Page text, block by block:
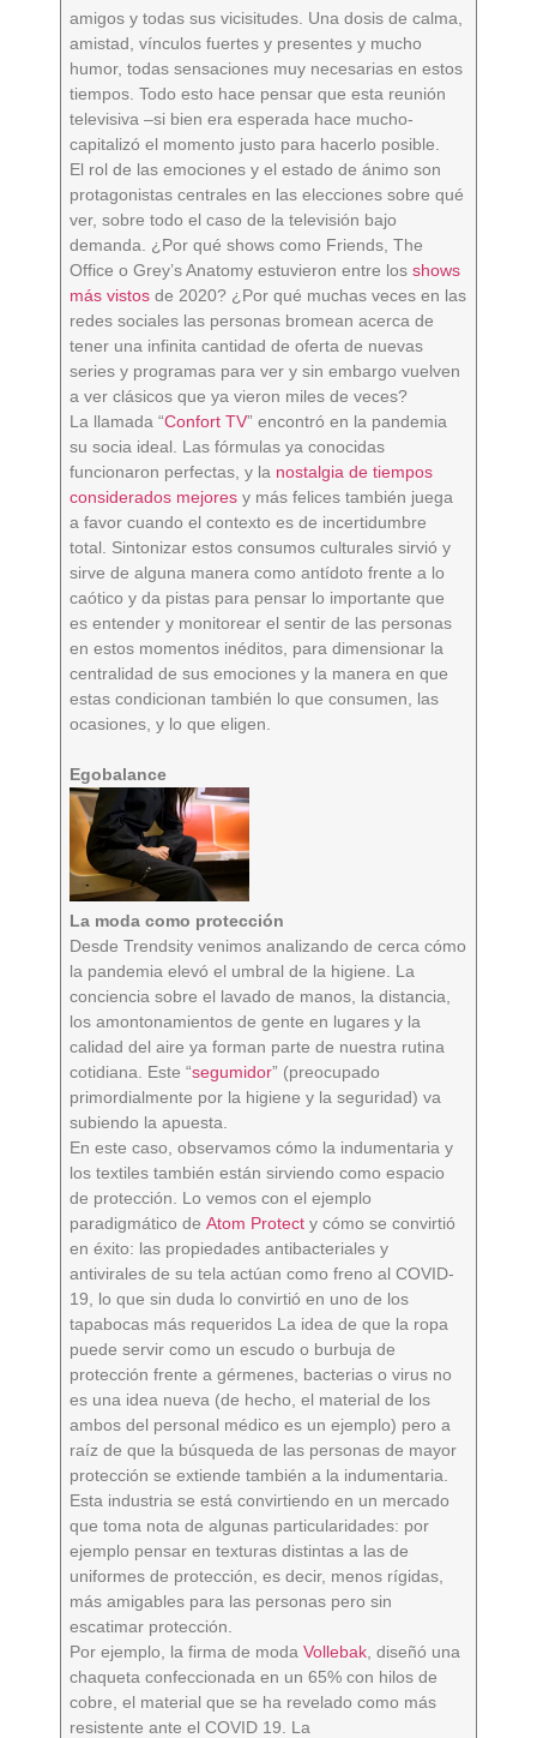
amigos y todas sus vicisitudes. Una dosis de calma,
amistad, vínculos fuertes y presentes y mucho
humor, todas sensaciones muy necesarias en estos
tiempos. Todo esto hace pensar que esta reunión
televisiva –si bien era esperada hace mucho-
capitalizó el momento justo para hacerlo posible.
El rol de las emociones y el estado de ánimo son
protagonistas centrales en las elecciones sobre qué
ver, sobre todo el caso de la televisión bajo
demanda. ¿Por qué shows como Friends, The
Office o Grey’s Anatomy estuvieron entre losshows
más vistos de 2020? ¿Por qué muchas veces en las
redes sociales las personas bromean acerca de
tener una infinita cantidad de oferta de nuevas
series y programas para ver y sin embargo vuelven
a ver clásicos que ya vieron miles de veces?
La llamada “Confort TV” encontró en la pandemia
su socia ideal. Las fórmulas ya conocidas
funcionaron perfectas, y la nostalgia de tiempos
considerados mejoresy más felices también juega
a favor cuando el contexto es de incertidumbre
total. Sintonizar estos consumos culturales sirvió y
sirve de alguna manera como antídoto frente a lo
caótico y da pistas para pensar lo importante que
es entender y monitorear el sentir de las personas
en estos momentos inéditos, para dimensionar la
centralidad de sus emociones y la manera en que
estas condicionan también lo que consumen, las
ocasiones, y lo que eligen.
Egobalance
La moda como protección
Desde Trendsity venimos analizando de cerca cómo
la pandemia elevó el umbral de la higiene. La
conciencia sobre el lavado de manos, la distancia,
los amontonamientos de gente en lugares y la
calidad del aire ya forman parte de nuestra rutina
cotidiana. Este “segumidor” (preocupado
primordialmente por la higiene y la seguridad) va
subiendo la apuesta.
En este caso, observamos cómo la indumentaria y
los textiles también están sirviendo como espacio
de protección. Lo vemos con el ejemplo
paradigmático deAtom Protecty cómo se convirtió
en éxito: las propiedades antibacteriales y
antivirales de su tela actúan como freno al COVID-
19, lo que sin duda lo convirtió en uno de los
tapabocas más requeridos La idea de que la ropa
puede servir como un escudo o burbuja de
protección frente a gérmenes, bacterias o virus no
es una idea nueva (de hecho, el material de los
ambos del personal médico es un ejemplo) pero a
raíz de que la búsqueda de las personas de mayor
protección se extiende también a la indumentaria.
Esta industria se está convirtiendo en un mercado
que toma nota de algunas particularidades: por
ejemplo pensar en texturas distintas a las de
uniformes de protección, es decir, menos rígidas,
más amigables para las personas pero sin
escatimar protección.
Por ejemplo, la firma de modaVollebak , diseñó una
chaqueta confeccionada en un 65% con hilos de
cobre, el material que se ha revelado como más
resistente ante el COVID 19. La